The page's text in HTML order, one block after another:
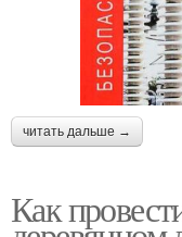
читать дальше →
Как